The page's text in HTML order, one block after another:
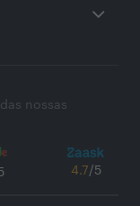
nossas
4.7/5